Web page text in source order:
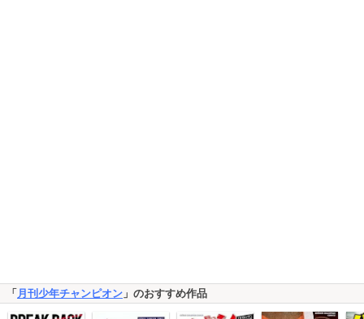
「 月刊少年チャンピオン 」のおすすめ作品